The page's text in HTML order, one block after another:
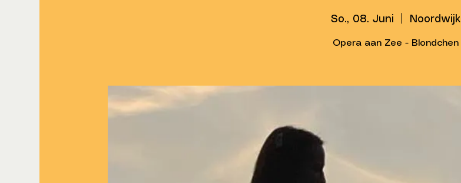
So., 08. Juni Noordwijk
Opera aan Zee - Blondchen